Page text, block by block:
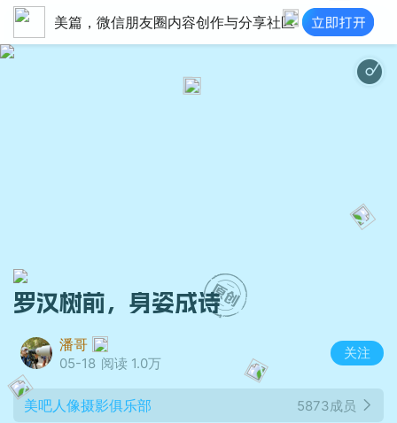
美篇，微信朋友圈内容创作与分享社区
罗汉树前，身姿成诗
潘哥
05-18 阅读 1.0万
关注
美吧人像摄影俱乐部 5873成员